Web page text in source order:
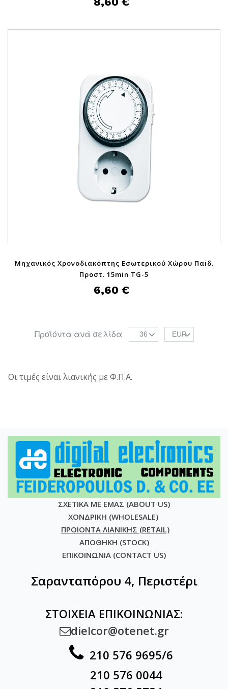
Μηχανικός Χρονοδιακόπτης Εσωτερικού Χώρου Παiδ.
Προστ. 15min TG-5
6,60 €
Προϊόντα ανά σελίδα 36 EUR
Οι τιμές είναι λιανικής με Φ.Π.Α.
ΣΧΕΤΙΚΑ ΜΕ ΕΜΑΣ (ABOUT US)
ΧΟΝΔΡΙΚΗ (WHOLESALE)
ΠΡΟΙΟΝΤΑ ΛΙΑΝΙΚΗΣ (RETAIL)
ΑΠΟΘΗΚΗ (STOCK)
ΕΠΙΚΟΙΝΩΝΙΑ (CONTACT US)
Σαρανταπόρου 4, Περιστέρι
ΣΤΟΙΧΕΙΑ ΕΠΙΚΟΙΝΩΝΙΑΣ:
dielcor@otenet.gr
210 576 9695/6
210 576 0044